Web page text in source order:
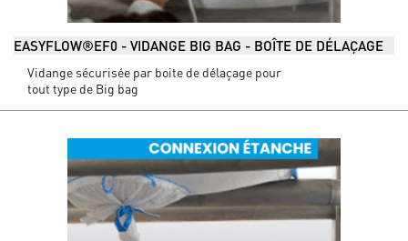
EASYFLOW®EF0 - VIDANGE BIG BAG - BOÎTE DE DÉLAÇAGE
Vidange sécurisée par boite de délaçage pour
tout type de Big bag